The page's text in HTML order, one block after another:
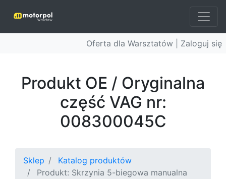
Oferta dla Warsztatów | Zaloguj się
Produkt OE / Oryginalna
część VAG nr:
008300045C
Sklep
Katalog produktów
Produkt: Skrzynia 5-biegowa manualna